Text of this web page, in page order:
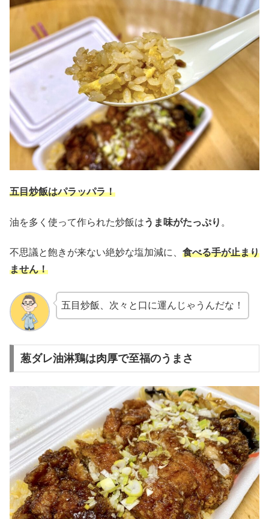
五目炒飯はパラッパラ！
油を多く使って作られた炒飯はうま味がたっぷり 。
不思議と飽きが来ない絶妙な塩加減に、 食べる手が止まり
ません！
五目炒飯、次々と口に運んじゃうんだな！
葱ダレ油淋鶏は肉厚で至福のうまさ